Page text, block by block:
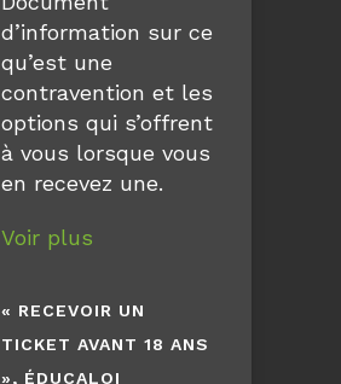
d’information sur ce
qu’est une
contravention et les
options qui s’offrent
à vous lorsque vous
en recevez une.
Voir plus
« RECEVOIR UN
TICKET AVANT 18 ANS
», ÉDUCALOI